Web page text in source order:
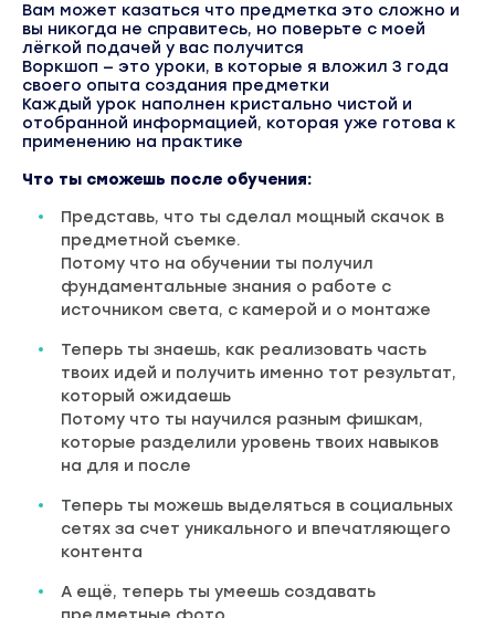
Вам может казаться что предметка это сложно и
вы никогда не справитесь, но поверьте с моей
лёгкой подачей у вас получится
Воркшоп — это уроки, в которые я вложил 3 года
своего опыта создания предметки
Каждый урок наполнен кристально чистой и
отобранной информацией, которая уже готова к
применению на практике
Что ты сможешь после обучения:
Представь, что ты сделал мощный скачок в
предметной съемке.
Потому что на обучении ты получил
фундаментальные знания о работе с
источником света, с камерой и о монтаже
Теперь ты знаешь, как реализовать часть
твоих идей и получить именно тот результат,
который ожидаешь
Потому что ты научился разным фишкам,
которые разделили уровень твоих навыков
на для и после
Теперь ты можешь выделяться в социальных
сетях за счет уникального и впечатляющего
контента
А ещё, теперь ты умеешь создавать